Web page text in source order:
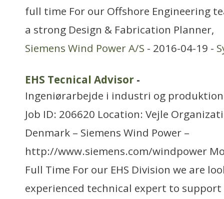
full time For our Offshore Engineering
a strong Design & Fabrication Planner,
Siemens Wind Power A/S - 2016-04-19 -
EHS Tecnical Advisor -
Ingeniørarbejde i industri og produktion
Job ID: 206620 Location: Vejle
Denmark – Siemens Wind Power –
http://www.siemens.com/windpower
Full Time For our EHS Division we are
experienced technical expert to